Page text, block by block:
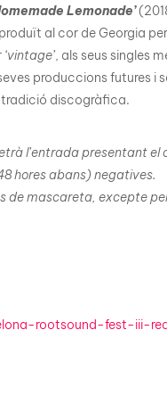
Lemonade’
al cor de Georgia per
‘vintage’, als seus singles
produccions futures i
tradició discogràfica.
l’entrada presentant
hores abans) negatives.
de mascareta, excepte
rootsound-fest-iii-